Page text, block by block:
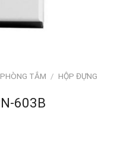
TẮM / HỘP ĐỰNG
603B